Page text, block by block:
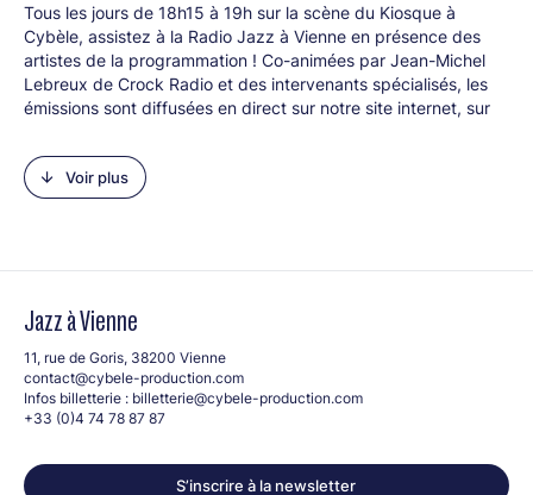
Tous les jours de 18h15 à 19h sur la scène du Kiosque à
Cybèle, assistez à la Radio Jazz à Vienne en présence des
artistes de la programmation ! Co-animées par Jean-Michel
Lebreux de Crock Radio et des intervenants spécialisés, les
émissions sont diffusées en direct sur notre site internet, sur
d'écoute.
Le 30juin, retrouvez Nathalie Piolé sur le plateau de la radio
par le Conservatoire (piano), Nathalie Piolé découvre la radio
Grenoble pour y monter ses premières émissions de jazz. Elle
puis rejoint France Inter où elle collabore avec Julien Delli Fiori
surAscenseur pour le Jazz.
Après une année à Radio Canada et quelques remplacements
les Matins Jazz pendant 5 ans. Retour à France Inter pour
animer Escalofrio et L'album de Minuit. C'est en 2015 qu'elle
Voir plus
Jazz à Vienne
11, rue de Goris, 38200 Vienne
contact@cybele-production.com
Infos billetterie : billetterie@cybele-production.com
+33 (0)4 74 78 87 87
S’inscrire à la newsletter